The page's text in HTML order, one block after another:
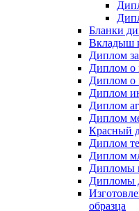
Бланки
Вкладыш
Диплом
Диплом о
Диплом о
Диплом
Диплом
Диплом
Красный
Диплом
Диплом
Дипломы
Дипломы
образца